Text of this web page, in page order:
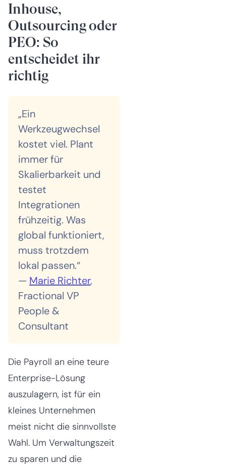
Inhouse,
Outsourcing oder
PEO: So
entscheidet ihr
richtig
„Ein
Werkzeugwechsel
kostet viel. Plant
immer für
Skalierbarkeit und
testet
Integrationen
frühzeitig. Was
global funktioniert,
muss trotzdem
lokal passen.“
— Marie Richter,
Fractional VP
People &
Consultant
Die Payroll an eine teure
Enterprise-Lösung
auszulagern, ist für ein
kleines Unternehmen
meist nicht die sinnvollste
Wahl. Um Verwaltungszeit
zu sparen und die